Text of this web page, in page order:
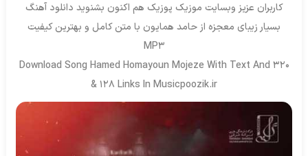
کاربران عزیز وبسایت موزیک پوزیک هم اکنون بشنوید دانلود آهنگ
بسیار زیبای معجزه از حامد همایون با متن کامل و بهترین کیفیت
MP3
Download Song Hamed Homayoun Mojeze With Text And 320
& 128 Links In Musicpoozik.ir